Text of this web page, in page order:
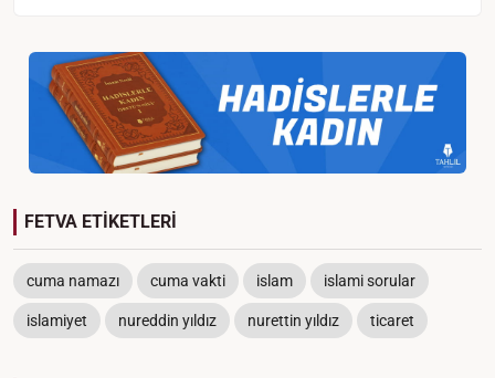
FETVA ETİKETLERİ
cuma namazı cuma vakti islam islami sorular
islamiyet nureddin yıldız nurettin yıldız ticaret